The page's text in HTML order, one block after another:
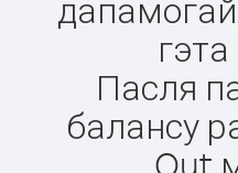
Пасля
балансу
Out